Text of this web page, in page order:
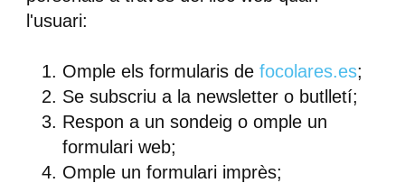
l'usuari:
Omple els formularis de focolares.es;
Se subscriu a la newsletter o butlletí;
Respon a un sondeig o omple un
formulari web;
Omple un formulari imprès;